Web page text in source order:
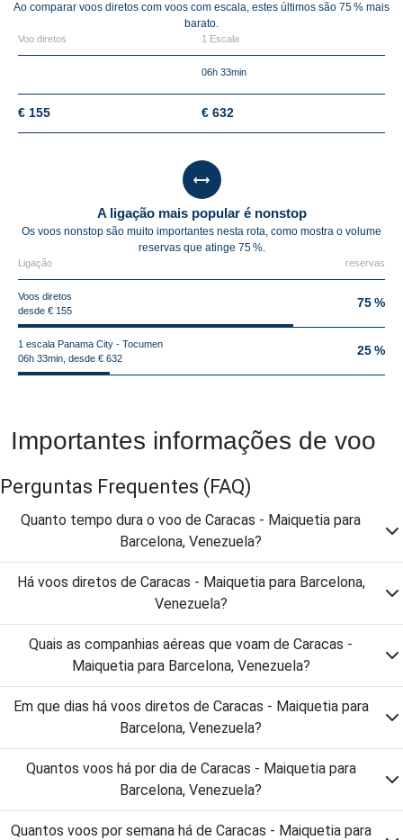
Ao comparar voos diretos com voos com escala, estes últimos são 75 % mais
barato.
Voo diretos 1 Escala
06h 33min
€ 155 € 632
A ligação mais popular é nonstop
Os voos nonstop são muito importantes nesta rota, como mostra o volume
reservas que atinge 75 %.
Ligação reservas
Voos diretos
desde € 155
75 %
1 escala Panama City - Tocumen
06h 33min, desde € 632
25 %
Importantes informações de voo
Perguntas Frequentes (FAQ)
Quanto tempo dura o voo de Caracas - Maiquetia para
Barcelona, Venezuela?
Há voos diretos de Caracas - Maiquetia para Barcelona,
Venezuela?
Quais as companhias aéreas que voam de Caracas -
Maiquetia para Barcelona, Venezuela?
Em que dias há voos diretos de Caracas - Maiquetia para
Barcelona, Venezuela?
Quantos voos há por dia de Caracas - Maiquetia para
Barcelona, Venezuela?
Quantos voos por semana há de Caracas - Maiquetia para